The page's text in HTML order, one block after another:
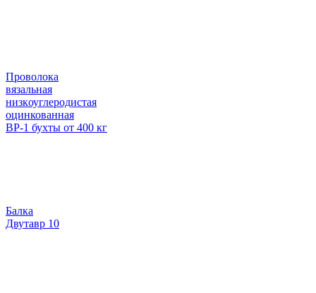
Проволока
вязальная
низкоуглеродистая
оцинкованная
ВР-1 бухты от 400 кг
Балка
Двутавр 10